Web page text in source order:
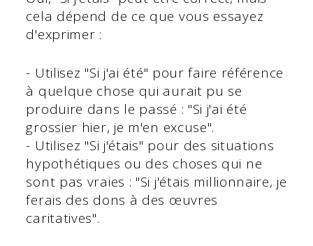
cela dépend de ce que vous essayez
d'exprimer :
- Utilisez "Si j'ai été" pour faire référence
à quelque chose qui aurait pu se
produire dans le passé : "Si j'ai été
grossier hier, je m'en excuse".
- Utilisez "Si j'étais" pour des situations
hypothétiques ou des choses qui ne
sont pas vraies : "Si j'étais millionnaire, je
ferais des dons à des œuvres
caritatives".